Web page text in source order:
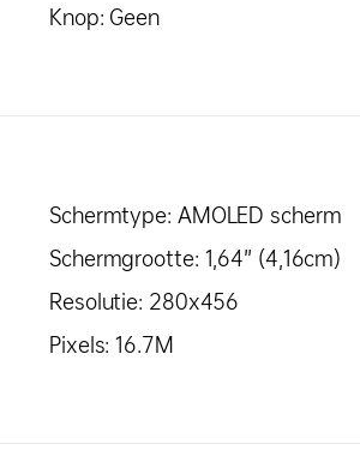
Knop: Geen
Schermtype: AMOLED scherm
Schermgrootte: 1,64” (4,16cm)
Resolutie: 280x456
Pixels: 16.7M